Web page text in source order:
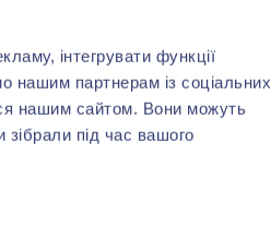
інтегрувати функції
нашим партнерам із соціальних
нашим сайтом. Вони можуть
під час вашого